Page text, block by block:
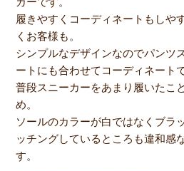
履きやすくコーディネートもしや
くお客様も。
シンプルなデザインなのでパンツ
ートにも合わせてコーディネート
普段スニーカーをあまり履いたこ
め。
ソールのカラーが白ではなくブラ
ッチングしているところも違和感
す。